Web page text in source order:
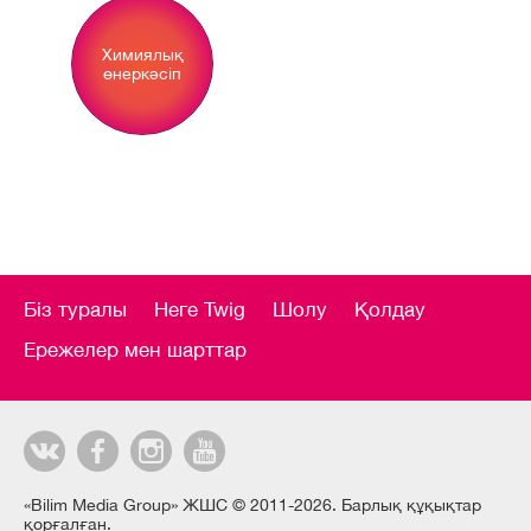
Химиялық
өнеркәсіп
Біз туралы Неге Twig Шолу
Қолдау
Ережелер мен шарттар
«Bilim Media Group» ЖШС © 2011-2026. Барлық құқықтар
қорғалған.